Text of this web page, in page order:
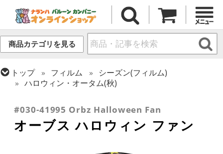
商品カテゴリを見る
トップ フィルム
シーズン(フィルム)
ハロウィン・オータム(秋)
#030-41995 Orbz Halloween Fan
オーブス ハロウィン ファン